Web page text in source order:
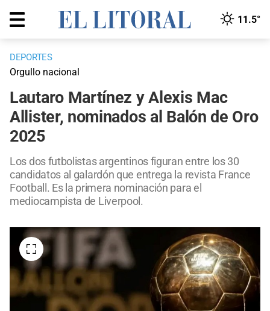
11.5°
DEPORTES
Orgullo nacional
Lautaro Martínez y Alexis Mac
Allister, nominados al Balón de Oro
2025
Los dos futbolistas argentinos figuran entre los 30
candidatos al galardón que entrega la revista France
Football. Es la primera nominación para el
mediocampista de Liverpool.